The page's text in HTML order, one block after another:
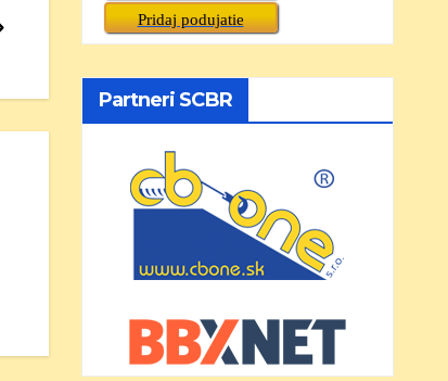
Pridaj podujatie
Partneri SCBR